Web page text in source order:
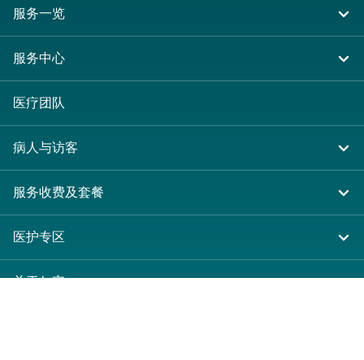
服务一览
住院
急症及门诊
专科服务
其他医疗服务
服务中心
大围仁安医院
尖沙咀 H Zentre
尖沙咀美丽华广场
分科诊所
医疗团队
病人与访客
入院准备
病人权益
健康资讯
服务收费及套餐
收费及套餐
医疗券计划
医护专区
表格下载
关于仁安